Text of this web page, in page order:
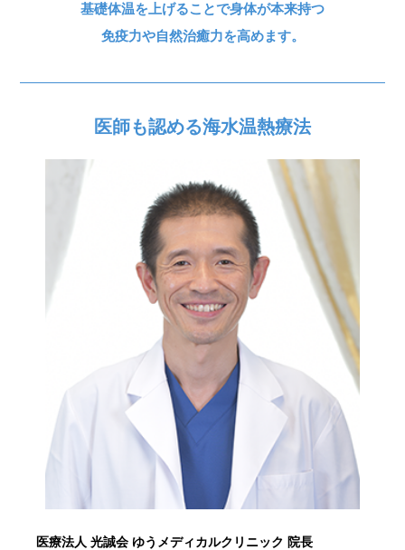
基礎体温を上げることで身体が本来持つ
免疫力や自然治癒力を高めます。
医師も認める海水温熱療法
医療法人 光誠会 ゆうメディカルクリニック 院長